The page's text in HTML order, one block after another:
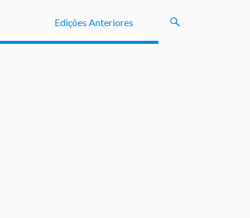
Edições Anteriores